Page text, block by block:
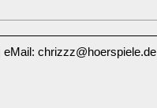
| eMail: chrizzz@hoerspiele.de